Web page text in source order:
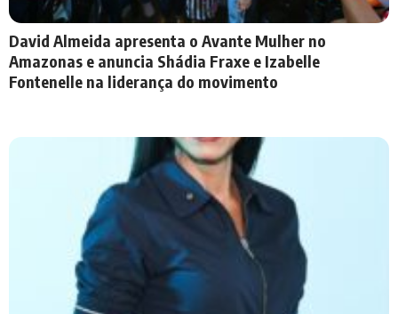
David Almeida apresenta o Avante Mulher no
Amazonas e anuncia Shádia Fraxe e Izabelle
Fontenelle na liderança do movimento